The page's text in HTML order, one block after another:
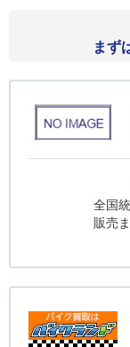
まず
全国
販売